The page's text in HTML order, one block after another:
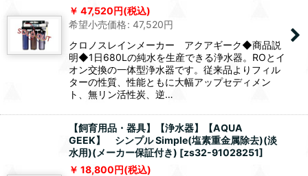
47,520円(税込)
希望小売価格: 47,520円
クロノスレインメーカー アクアギーク◆商品説
明◆1日680Lの純水を生産できる浄水器。ROとイ
オン交換の一体型浄水器です。従来品よりフィル
ターの性質、性能ともに大幅アップセディメン
ト、無リン活性炭、逆…
【飼育用品・器具】【浄水器】【AQUA
GEEK】 シンプル Simple(塩素重金属除去)(淡
水用)(メーカー保証付き) [zs32-91028251]
18,800円(税込)